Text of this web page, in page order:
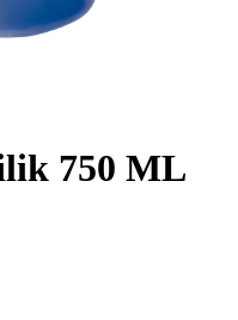
750 ML